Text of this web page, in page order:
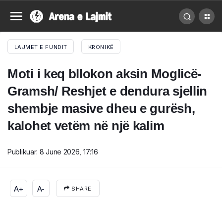
LAJMET E FUNDIT KRONIKË
Moti i keq bllokon aksin Moglicë-
Gramsh/ Reshjet e dendura sjellin
shembje masive dheu e gurësh,
kalohet vetëm në një kalim
Publikuar: 8 June 2026, 17:16
A+ A- SHARE